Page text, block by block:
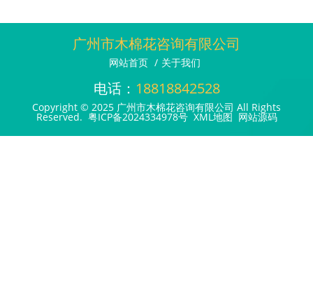
广州市木棉花咨询有限公司
网站首页 / 关于我们
电话： 18818842528
Copyright © 2025 广州市木棉花咨询有限公司 All Rights
Reserved. 粤ICP备2024334978号 XML地图 网站源码